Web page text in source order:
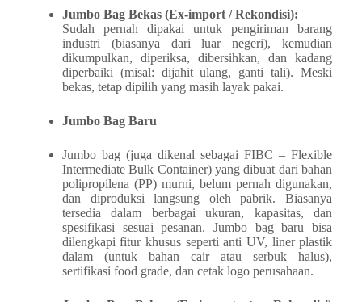
Jumbo Bag Bekas (Ex-import / Rekondisi):
Sudah pernah dipakai untuk pengiriman barang
industri (biasanya dari luar negeri), kemudian
dikumpulkan, diperiksa, dibersihkan, dan kadang
diperbaiki (misal: dijahit ulang, ganti tali). Meski
bekas, tetap dipilih yang masih layak pakai.
Jumbo Bag Baru
Jumbo bag (juga dikenal sebagai FIBC – Flexible
Intermediate Bulk Container) yang dibuat dari bahan
polipropilena (PP) murni, belum pernah digunakan,
dan diproduksi langsung oleh pabrik. Biasanya
tersedia dalam berbagai ukuran, kapasitas, dan
spesifikasi sesuai pesanan. Jumbo bag baru bisa
dilengkapi fitur khusus seperti anti UV, liner plastik
dalam (untuk bahan cair atau serbuk halus),
sertifikasi food grade, dan cetak logo perusahaan.